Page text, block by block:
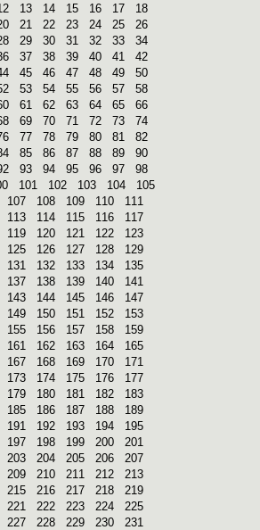
13 14 15 16 17
18
21 22 23 24 25
26
29 30 31 32 33
34
37 38 39 40 41
42
45 46 47 48 49
50
53 54 55 56 57
58
61 62 63 64 65
66
69 70 71 72 73
74
77 78 79 80 81
82
85 86 87 88 89
90
93 94 95 96 97
98
101 102 103 104
105
107 108 109 110
111
113 114 115 116
117
119 120 121 122
123
125 126 127 128
129
131 132 133 134
135
137 138 139 140
141
143 144 145 146
147
149 150 151 152
153
155 156 157 158
159
161 162 163 164
165
167 168 169 170
171
173 174 175 176
177
179 180 181 182
183
185 186 187 188
189
191 192 193 194
195
197 198 199 200
201
203 204 205 206
207
209 210 211 212
213
215 216 217 218
219
221 222 223 224
225
227 228 229 230
231